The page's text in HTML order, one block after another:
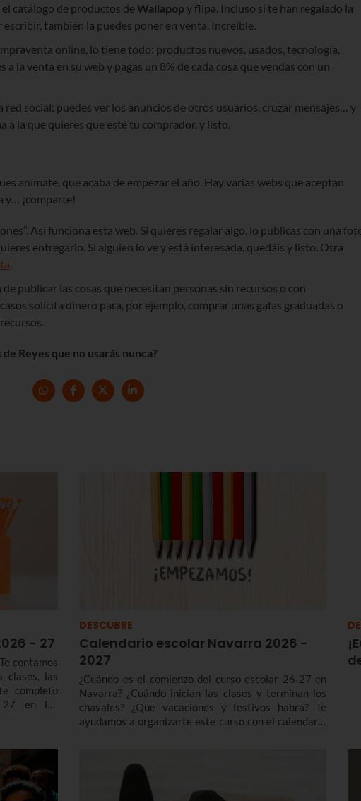
catálogo de productos deWallapop y flipa. Incluso si te han regalado la
también la puedes poner en venta. Increíble.
online, lo tiene todo: productos nuevos, usados, tecnología,
la venta en su web y pagas un 8% de cada cosa que vendas con un
red social: puedes ver los anuncios de otros usuarios, cruzar mensajes… y
a la que quieres que esté tu comprador, y listo.
anímate, que acaba de empezar el año. Hay varias webs que aceptan
y… ¡comparte!
Así funciona esta web. Si quieres regalar algo, lo publicas con una
entregarlo. Si alguien lo ve y está interesada, quedáis y listo. Otra
de publicar las cosas que necesitan personas sin recursos o con
solicita dinero para, por ejemplo, comprar unas gafas graduadas o
Reyes que no usarás nunca?
- 27
contamos
clases, las
completo
27 en los
DESCUBRE
Calendario escolar Navarra 2026 -
2027
¿Cuándo es el comienzo del curso escolar 26-27 en
Navarra? ¿Cuándo inician las clases y terminan los
chavales? ¿Qué vacaciones y festivos habrá? Te
ayudamos a organizarte este curso con el calendario